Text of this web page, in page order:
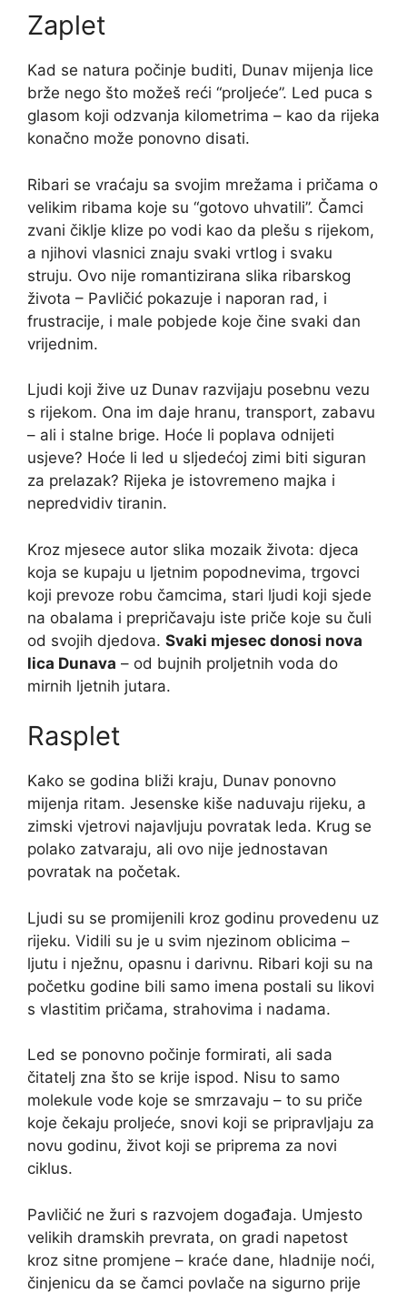
Zaplet
Kad se natura počinje buditi, Dunav mijenja lice
brže nego što možeš reći “proljeće”. Led puca s
glasom koji odzvanja kilometrima – kao da rijeka
konačno može ponovno disati.
Ribari se vraćaju sa svojim mrežama i pričama o
velikim ribama koje su “gotovo uhvatili”. Čamci
zvani čiklje klize po vodi kao da plešu s rijekom,
a njihovi vlasnici znaju svaki vrtlog i svaku
struju. Ovo nije romantizirana slika ribarskog
života – Pavličić pokazuje i naporan rad, i
frustracije, i male pobjede koje čine svaki dan
vrijednim.
Ljudi koji žive uz Dunav razvijaju posebnu vezu
s rijekom. Ona im daje hranu, transport, zabavu
– ali i stalne brige. Hoće li poplava odnijeti
usjeve? Hoće li led u sljedećoj zimi biti siguran
za prelazak? Rijeka je istovremeno majka i
nepredvidiv tiranin.
Kroz mjesece autor slika mozaik života: djeca
koja se kupaju u ljetnim popodnevima, trgovci
koji prevoze robu čamcima, stari ljudi koji sjede
na obalama i prepričavaju iste priče koje su čuli
od svojih djedova. Svaki mjesec donosi nova
lica Dunava – od bujnih proljetnih voda do
mirnih ljetnih jutara.
Rasplet
Kako se godina bliži kraju, Dunav ponovno
mijenja ritam. Jesenske kiše naduvaju rijeku, a
zimski vjetrovi najavljuju povratak leda. Krug se
polako zatvaraju, ali ovo nije jednostavan
povratak na početak.
Ljudi su se promijenili kroz godinu provedenu uz
rijeku. Vidili su je u svim njezinom oblicima –
ljutu i nježnu, opasnu i darivnu. Ribari koji su na
početku godine bili samo imena postali su likovi
s vlastitim pričama, strahovima i nadama.
Led se ponovno počinje formirati, ali sada
čitatelj zna što se krije ispod. Nisu to samo
molekule vode koje se smrzavaju – to su priče
koje čekaju proljeće, snovi koji se pripravljaju za
novu godinu, život koji se priprema za novi
ciklus.
Pavličić ne žuri s razvojem događaja. Umjesto
velikih dramskih prevrata, on gradi napetost
kroz sitne promjene – kraće dane, hladnije noći,
činjenicu da se čamci povlače na sigurno prije